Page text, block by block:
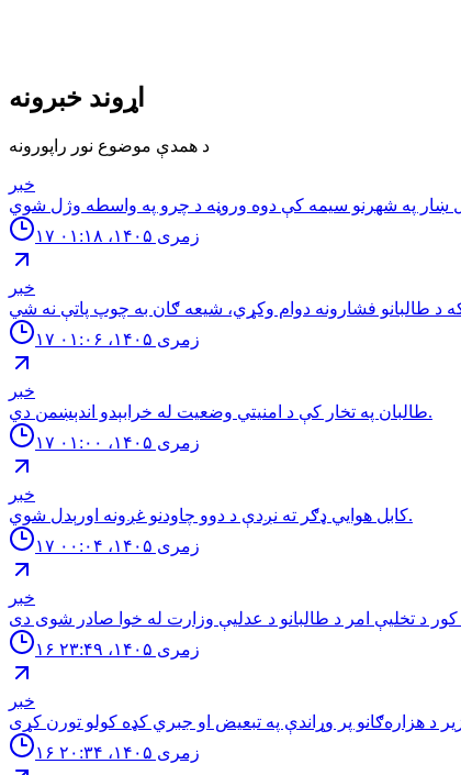
اړوند خبرونه
د همدې موضوع نور راپورونه
خبر
۱۷ زمری ۱۴۰۵، ۰۱:۱۸
خبر
۱۷ زمری ۱۴۰۵، ۰۱:۰۶
خبر
طالبان په تخار کې د امنيتي وضعيت له خرابېدو اندېښمن دي.
۱۷ زمری ۱۴۰۵، ۰۱:۰۰
خبر
كابل هوايي ډګر ته نږدې د دوو چاودنو غږونه اورېدل شوي.
۱۷ زمری ۱۴۰۵، ۰۰:۰۴
خبر
۱۶ زمری ۱۴۰۵، ۲۳:۴۹
خبر
۱۶ زمری ۱۴۰۵، ۲۰:۳۴